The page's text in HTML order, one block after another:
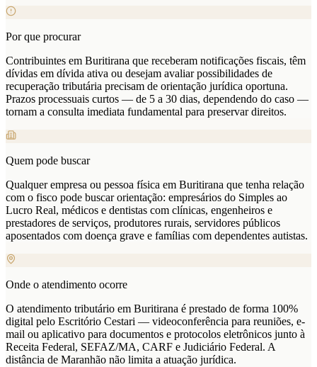
Por que procurar
Contribuintes em Buritirana que receberam notificações fiscais, têm
dívidas em dívida ativa ou desejam avaliar possibilidades de
recuperação tributária precisam de orientação jurídica oportuna.
Prazos processuais curtos — de 5 a 30 dias, dependendo do caso —
tornam a consulta imediata fundamental para preservar direitos.
Quem pode buscar
Qualquer empresa ou pessoa física em Buritirana que tenha relação
com o fisco pode buscar orientação: empresários do Simples ao
Lucro Real, médicos e dentistas com clínicas, engenheiros e
prestadores de serviços, produtores rurais, servidores públicos
aposentados com doença grave e famílias com dependentes autistas.
Onde o atendimento ocorre
O atendimento tributário em Buritirana é prestado de forma 100%
digital pelo Escritório Cestari — videoconferência para reuniões, e-
mail ou aplicativo para documentos e protocolos eletrônicos junto à
Receita Federal, SEFAZ/MA, CARF e Judiciário Federal. A
distância de Maranhão não limita a atuação jurídica.